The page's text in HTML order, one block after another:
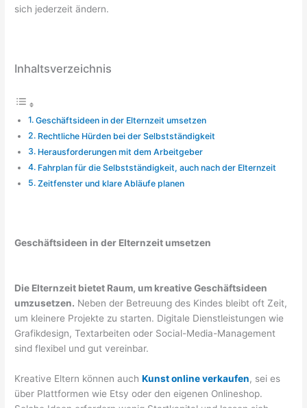
sich jederzeit ändern.
Inhaltsverzeichnis
Geschäftsideen in der Elternzeit umsetzen
Rechtliche Hürden bei der Selbstständigkeit
Herausforderungen mit dem Arbeitgeber
Fahrplan für die Selbstständigkeit, auch nach der Elternzeit
Zeitfenster und klare Abläufe planen
Geschäftsideen in der Elternzeit umsetzen
Die Elternzeit bietet Raum, um kreative Geschäftsideen
umzusetzen. Neben der Betreuung des Kindes bleibt oft Zeit,
um kleinere Projekte zu starten. Digitale Dienstleistungen wie
Grafikdesign, Textarbeiten oder Social-Media-Management
sind flexibel und gut vereinbar.
Kreative Eltern können auchKunst online verkaufen, sei es
über Plattformen wie Etsy oder den eigenen Onlineshop.